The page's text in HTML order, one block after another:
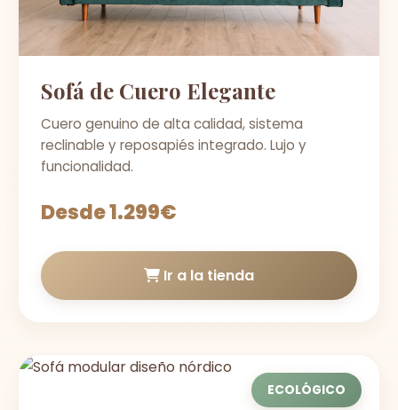
Sofá de Cuero Elegante
Cuero genuino de alta calidad, sistema
reclinable y reposapiés integrado. Lujo y
funcionalidad.
Desde 1.299€
Ir a la tienda
ECOLÓGICO